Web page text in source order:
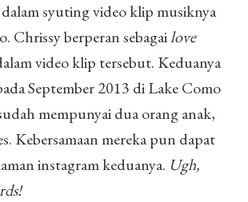
syuting video klip musiknya
Chrissy berperan sebagailove
video klip tersebut. Keduanya
September 2013 di Lake Como
mempunyai dua orang anak,
Kebersamaan mereka pun dapat
instagram keduanya. Ugh,